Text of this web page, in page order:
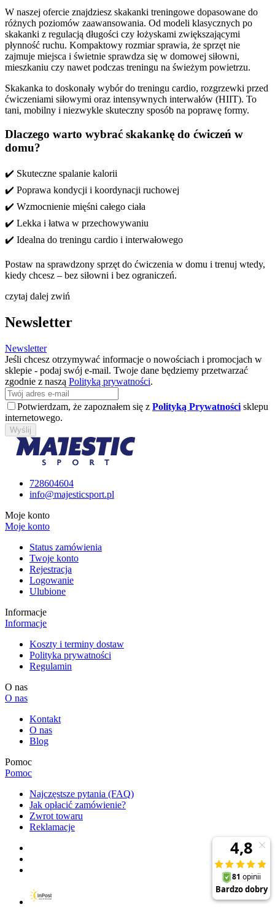
W naszej ofercie znajdziesz skakanki treningowe dopasowane do
różnych poziomów zaawansowania. Od modeli klasycznych po
skakanki z regulacją długości czy łożyskami zwiększającymi
płynność ruchu. Kompaktowy rozmiar sprawia, że sprzęt nie
zajmuje miejsca i świetnie sprawdza się w domowej siłowni,
mieszkaniu czy nawet podczas treningu na świeżym powietrzu.
Skakanka to doskonały wybór do treningu cardio, rozgrzewki przed
ćwiczeniami siłowymi oraz intensywnych interwałów (HIIT). To
tani, mobilny i niezwykle skuteczny sposób na poprawę formy.
Dlaczego warto wybrać skakankę do ćwiczeń w
domu?
✔️ Skuteczne spalanie kalorii
✔️ Poprawa kondycji i koordynacji ruchowej
✔️ Wzmocnienie mięśni całego ciała
✔️ Lekka i łatwa w przechowywaniu
✔️ Idealna do treningu cardio i interwałowego
Postaw na sprawdzony sprzęt do ćwiczenia w domu i trenuj wtedy,
kiedy chcesz – bez siłowni i bez ograniczeń.
czytaj dalej zwiń
Newsletter
Newsletter
Jeśli chcesz otrzymywać informacje o nowościach i promocjach w
sklepie - podaj swój e-mail. Twoje dane będziemy przetwarzać
zgodnie z naszą Polityką prywatności.
Potwierdzam, że zapoznałem się z Polityką Prywatności sklepu
internetowego.
Wyślij
728604604
info@majesticsport.pl
Moje konto
Moje konto
Status zamówienia
Twoje konto
Rejestracja
Logowanie
Ulubione
Informacje
Informacje
Koszty i terminy dostaw
Polityka prywatności
Regulamin
O nas
O nas
Kontakt
O nas
Blog
Pomoc
Pomoc
Najczęstsze pytania (FAQ)
Jak opłacić zamówienie?
Zwrot towaru
Reklamacje